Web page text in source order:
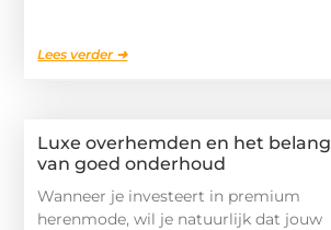
Lees verder ➜
Luxe overhemden en het belang
van goed onderhoud
Wanneer je investeert in premium
herenmode, wil je natuurlijk dat jouw